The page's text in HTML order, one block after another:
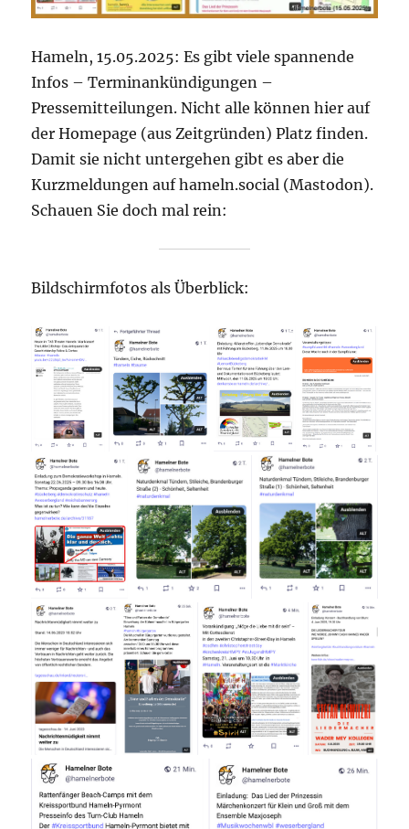
Hameln, 15.05.2025: Es gibt viele spannende
Infos – Terminankündigungen –
Pressemitteilungen. Nicht alle können hier auf
der Homepage (aus Zeitgründen) Platz finden.
Damit sie nicht untergehen gibt es aber die
Kurzmeldungen auf hameln.social (Mastodon).
Schauen Sie doch mal rein:
Bildschirmfotos als Überblick: